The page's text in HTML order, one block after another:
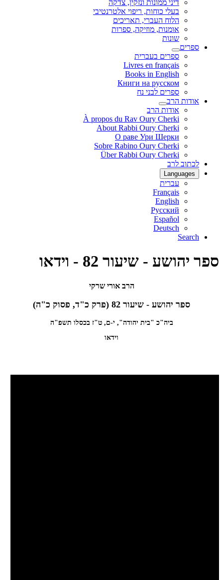
דיני ממונות ונזקין, צדקה
בעלי כוחות, ריפוי אלטרנטיבי
הלוח העברי, תאריכים
אומנות, מוזיקה, ספרות
שונות
ספרים
ספרים בעברית
Livres en français
Books in English
Книги на русском
ספרים לבני נח
אודות הרב
אודות הרב
À propos du Rav Oury Cherki
About Rabbi Oury Cherki
О раве Ури Шерки
Sobre Rabino Oury Cherki
Über Rabbi Oury Cherki
לכתוב לרב
Languages
עברית
Français
English
Русский
Español
Deutsch
Search
ספר יהושע - שיעור 82 - וידאו
הרב אורי שרקי
ספר יהושע - שיעור 82 (פרק כ"ד, פסוק כ"ה)
ביה"כ "בית יהודה", י-ם, ט"ז בכסלו תשפ"ה
וידאו